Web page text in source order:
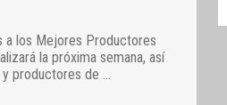
a los Mejores Productores
la próxima semana, así
productores de …